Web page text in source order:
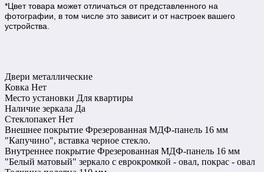
*Цвет товара может отличаться от представленного на
фотографии, в том числе это зависит и от настроек вашего
устройства.
Двери металлические
Ковка Нет
Место установки Для квартиры
Наличие зеркала Да
Стеклопакет Нет
Внешнее покрытие Фрезерованная МДФ-панель 16 мм
"Капучино", вставка черное стекло.
Внутреннее покрытие Фрезерованная МДФ-панель 16 мм
"Белый матовый" зеркало с еврокромкой - овал, покрас - овал